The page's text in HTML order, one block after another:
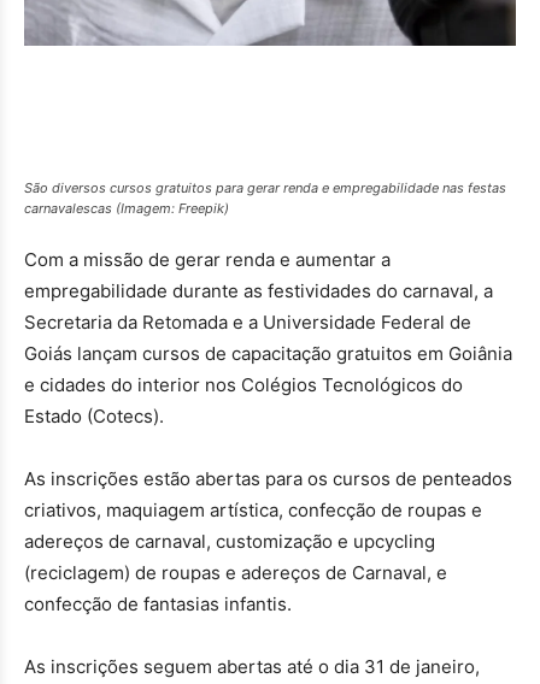
São diversos cursos gratuitos para gerar renda e empregabilidade nas festas
carnavalescas (Imagem: Freepik)
Com a missão de gerar renda e aumentar a
empregabilidade durante as festividades do carnaval, a
Secretaria da Retomada e a Universidade Federal de
Goiás lançam cursos de capacitação gratuitos em Goiânia
e cidades do interior nos Colégios Tecnológicos do
Estado (Cotecs).
As inscrições estão abertas para os cursos de penteados
criativos, maquiagem artística, confecção de roupas e
adereços de carnaval, customização e upcycling
(reciclagem) de roupas e adereços de Carnaval, e
confecção de fantasias infantis.
As inscrições seguem abertas até o dia 31 de janeiro,